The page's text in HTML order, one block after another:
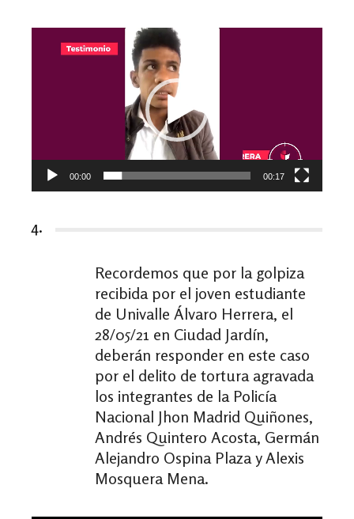
Reproductor
00:00 00:17
4.
Recordemos que por la golpiza
recibida por el joven estudiante
de Univalle Álvaro Herrera, el
28/05/21 en Ciudad Jardín,
deberán responder en este caso
por el delito de tortura agravada
los integrantes de la Policía
Nacional Jhon Madrid Quiñones,
Andrés Quintero Acosta, Germán
Alejandro Ospina Plaza y Alexis
Mosquera Mena.